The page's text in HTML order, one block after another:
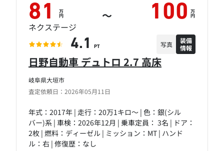
岐阜県大垣市
査定依頼日：2026年05月11日
日野自動車 デュトロ 2.7 高床
年式：2017年 | 走行：20万1キロ～ | 色：銀(シル
バー)系 | 車検：2026年12月 | 乗車定員： 3名 | ドア：
2枚 | 燃料：ディーゼル | ミッション：MT | ハンド
ル：右 | 修復歴：なし
81 万
円 ～ 100 万
円
ネクステージ
4.1 PT 写真
装備
情報